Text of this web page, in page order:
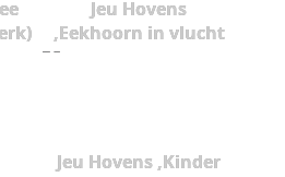
Jeu Hovens
,Eekhoorn in vlucht
Jeu Hovens ,Kinder